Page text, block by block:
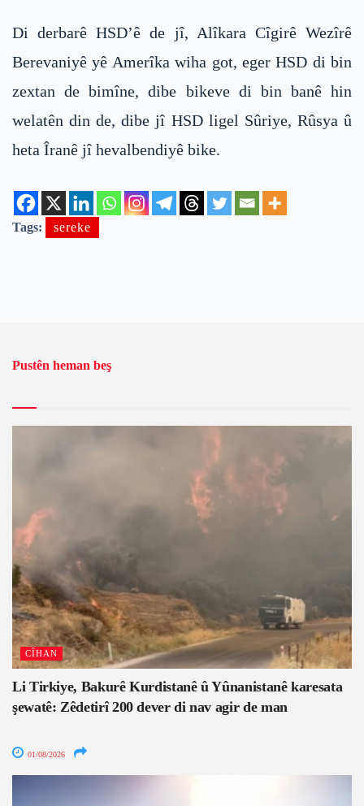
Di derbarê HSD’ê de jî, Alîkara Cîgirê Wezîrê
Berevaniyê yê Amerîka wiha got, eger HSD di bin
zextan de bimîne, dibe bikeve di bin banê hin
welatên din de, dibe jî HSD ligel Sûriye, Rûsya û
heta Îranê jî hevalbendiyê bike.
Tags: sereke
Pustên heman beş
CÎHAN
Li Tirkiye, Bakurê Kurdistanê û Yûnanistanê karesata
şewatê: Zêdetirî 200 dever di nav agir de man
01/08/2026